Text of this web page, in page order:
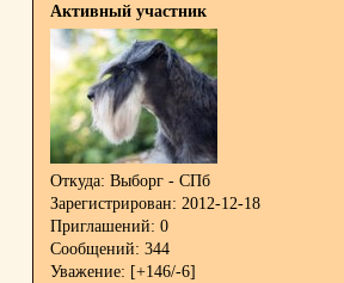
Активный участник
Откуда: Выборг - СПб
Зарегистрирован: 2012-12-18
Приглашений: 0
Сообщений: 344
Уважение: [+146/-6]